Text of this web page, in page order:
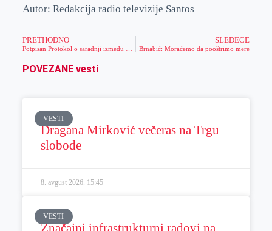
Autor: Redakcija radio televizije Santos
PRETHODNO SLEDEĆE
Brnabić: Moraćemo da pooštrimo mere
POVEZANE vesti
VESTI
Dragana Mirković večeras na Trgu
slobode
8. avgust 2026. 15:45
VESTI
Značajni infrastrukturni radovi na